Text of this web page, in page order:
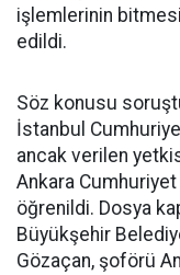
işlemlerinin
edildi.
Söz konusu
İstanbul
ancak verilen
Ankara Cumhuriyet
öğrenildi. Dosya
Büyükşehir
Gözaçan, şoförü